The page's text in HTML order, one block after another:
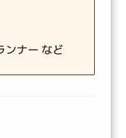
ンナー など